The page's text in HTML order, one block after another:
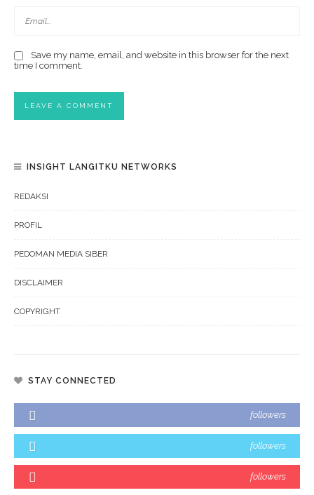
Save my name, email, and website in this browser for the next
time I comment.
INSIGHT LANGITKU NETWORKS
REDAKSI
PROFIL
PEDOMAN MEDIA SIBER
DISCLAIMER
COPYRIGHT
STAY CONNECTED
followers
followers
followers